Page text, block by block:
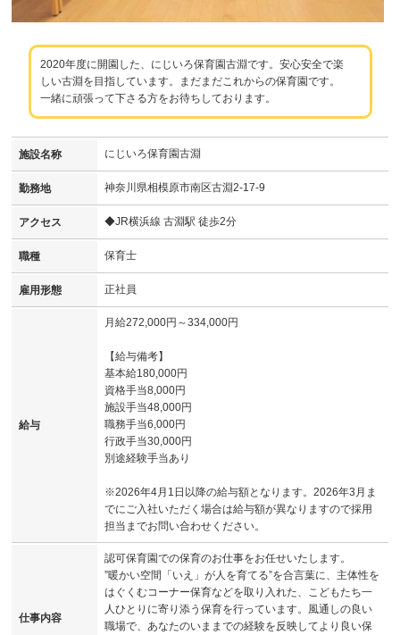
2020年度に開園した、にじいろ保育園古淵です。安心安全で楽
しい古淵を目指しています。まだまだこれからの保育園です。
一緒に頑張って下さる方をお待ちしております。
施設名称 にじいろ保育園古淵
勤務地 神奈川県相模原市南区古淵2-17-9
アクセス ◆JR横浜線 古淵駅 徒歩2分
職種 保育士
雇用形態 正社員
給与
月給272,000円～334,000円
【給与備考】
基本給180,000円
資格手当8,000円
施設手当48,000円
職務手当6,000円
行政手当30,000円
別途経験手当あり
※2026年4月1日以降の給与額となります。2026年3月ま
でにご入社いただく場合は給与額が異なりますので採用
担当までお問い合わせください。
仕事内容
認可保育園での保育のお仕事をお任せいたします。
”暖かい空間「いえ」が人を育てる”を合言葉に、主体性を
はぐくむコーナー保育などを取り入れた、こどもたち一
人ひとりに寄り添う保育を行っています。風通しの良い
職場で、あなたのいままでの経験を反映してより良い保